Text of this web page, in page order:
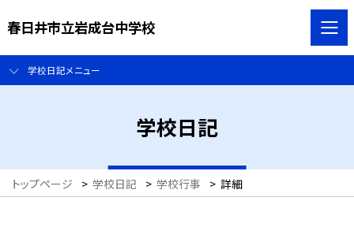
春日井市立岩成台中学校
学校日記メニュー
学校日記
トップページ > 学校日記 > 学校行事 > 詳細